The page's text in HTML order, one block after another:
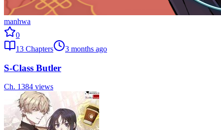
manhwa
0
13 Chapters 3 months ago
S-Class Butler
Ch. 1384 views